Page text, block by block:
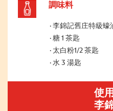
調味料
李錦記舊庄特級蠔
糖 1 茶匙
太白粉1/2 茶匙
水 3 湯匙
使
李